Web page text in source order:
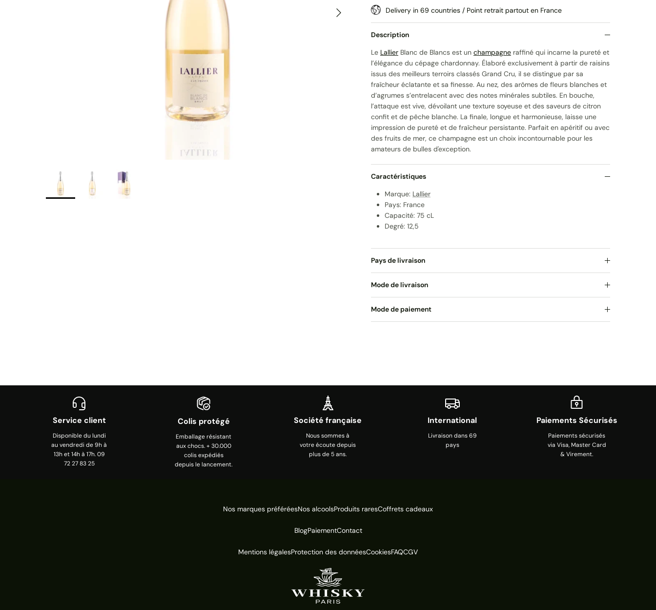
Suivant Delivery in 69 countries / Point retrait partout en France
Description
Le Lallier Blanc de Blancs est un champagne raffiné qui incarne la pureté et
l’élégance du cépage chardonnay. Élaboré exclusivement à partir de raisins
issus des meilleurs terroirs classés Grand Cru, il se distingue par sa
fraîcheur éclatante et sa finesse. Au nez, des arômes de fleurs blanches et
d’agrumes s’entrelacent avec des notes minérales subtiles. En bouche,
l’attaque est vive, dévoilant une texture soyeuse et des saveurs de citron
confit et de pêche blanche. La finale, longue et harmonieuse, laisse une
impression de pureté et de fraîcheur persistante. Parfait en apéritif ou avec
des fruits de mer, ce champagne est un choix incontournable pour les
amateurs de bulles d'exception.
Caractéristiques
Marque: Lallier
Pays: France
Capacité: 75 cL
Degré: 12,5
Pays de livraison
Mode de livraison
Mode de paiement
Service client
Disponible du lundi
au vendredi de 9h à
13h et 14h à 17h. 09
72 27 83 25
Colis protégé
Emballage résistant
aux chocs. + 30.000
colis expédiés
depuis le lancement.
Société française
Nous sommes à
votre écoute depuis
plus de 5 ans.
International
Livraison dans 69
pays
Paiements Sécurisés
Paiements sécurisés
via Visa, Master Card
& Virement.
Nos marques préféréesNos alcoolsProduits raresCoffrets cadeaux
BlogPaiementContact
Mentions légalesProtection des donnéesCookiesFAQCGV